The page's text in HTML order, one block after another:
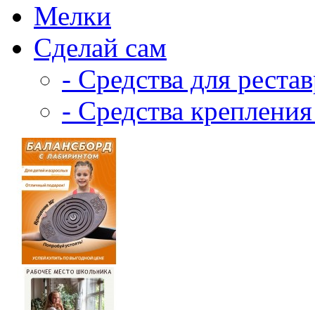
Мелки
Сделай сам
- Средства для
- Средства